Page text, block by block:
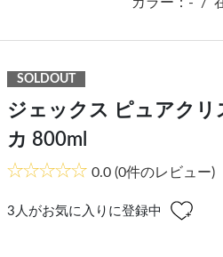
カラー：- /
SOLDOUT
ジェックス ピュアクリ
カ 800ml
0.0 (0件のレビュー)
3 人がお気に入りに登録中